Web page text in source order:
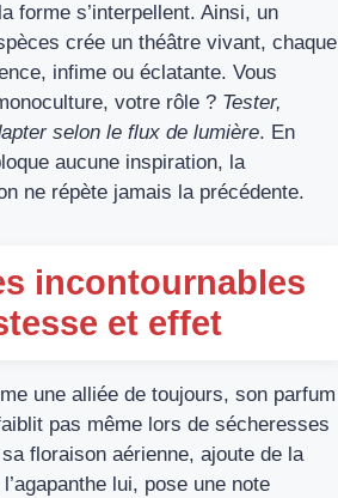
forme s’interpellent. Ainsi, un
crée un théâtre vivant, chaque
infime ou éclatante. Vous
votre rôle ? Tester,
selon le flux de lumière. En
aucune inspiration, la
ne répète jamais la précédente.
incontournables
et effet
une alliée de toujours, son parfum
pas même lors de sécheresses
floraison aérienne, ajoute de la
lui, pose une note